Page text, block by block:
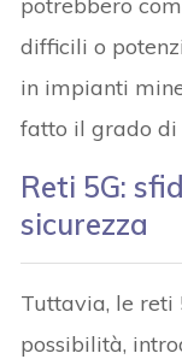
difficili o
in impianti
fatto il grado di
Reti 5G:
sicurezza
Tuttavia, le reti
possibilità,